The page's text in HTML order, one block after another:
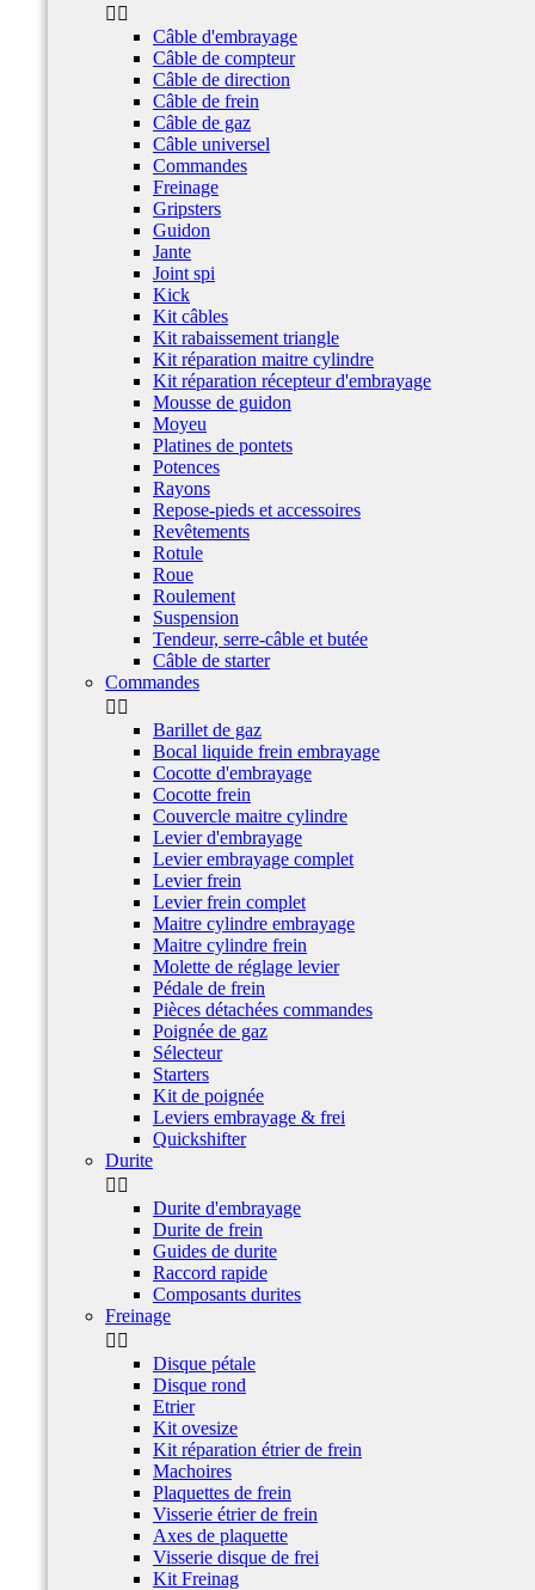
 
Câble d'embrayage
Câble de compteur
Câble de direction
Câble de frein
Câble de gaz
Câble universel
Commandes
Freinage
Gripsters
Guidon
Jante
Joint spi
Kick
Kit câbles
Kit rabaissement triangle
Kit réparation maitre cylindre
Kit réparation récepteur d'embrayage
Mousse de guidon
Moyeu
Platines de pontets
Potences
Rayons
Repose-pieds et accessoires
Revêtements
Rotule
Roue
Roulement
Suspension
Tendeur, serre-câble et butée
Câble de starter
Commandes
 
Barillet de gaz
Bocal liquide frein embrayage
Cocotte d'embrayage
Cocotte frein
Couvercle maitre cylindre
Levier d'embrayage
Levier embrayage complet
Levier frein
Levier frein complet
Maitre cylindre embrayage
Maitre cylindre frein
Molette de réglage levier
Pédale de frein
Pièces détachées commandes
Poignée de gaz
Sélecteur
Starters
Kit de poignée
Leviers embrayage & frei
Quickshifter
Durite
 
Durite d'embrayage
Durite de frein
Guides de durite
Raccord rapide
Composants durites
Freinage
 
Disque pétale
Disque rond
Etrier
Kit ovesize
Kit réparation étrier de frein
Machoires
Plaquettes de frein
Visserie étrier de frein
Axes de plaquette
Visserie disque de frei
Kit Freinag